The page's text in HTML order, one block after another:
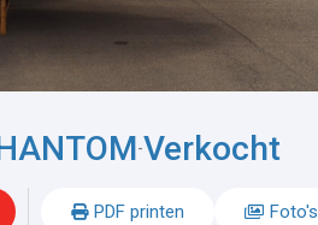
-Verkocht
PDF printen Foto's